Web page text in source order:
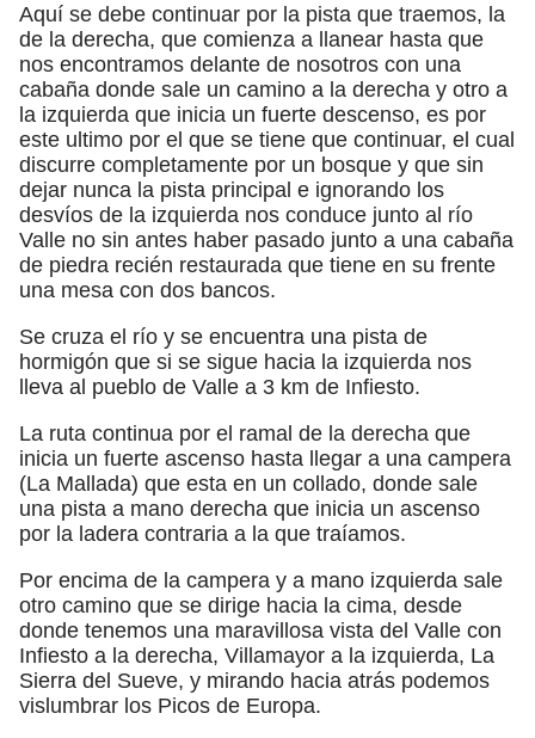
Aquí se debe continuar por la pista que traemos, la
de la derecha, que comienza a llanear hasta que
nos encontramos delante de nosotros con una
cabaña donde sale un camino a la derecha y otro a
la izquierda que inicia un fuerte descenso, es por
este ultimo por el que se tiene que continuar, el cual
discurre completamente por un bosque y que sin
dejar nunca la pista principal e ignorando los
desvíos de la izquierda nos conduce junto al río
Valle no sin antes haber pasado junto a una cabaña
de piedra recién restaurada que tiene en su frente
una mesa con dos bancos.
Se cruza el río y se encuentra una pista de
hormigón que si se sigue hacia la izquierda nos
lleva al pueblo de Valle a 3 km de Infiesto.
La ruta continua por el ramal de la derecha que
inicia un fuerte ascenso hasta llegar a una campera
(La Mallada) que esta en un collado, donde sale
una pista a mano derecha que inicia un ascenso
por la ladera contraria a la que traíamos.
Por encima de la campera y a mano izquierda sale
otro camino que se dirige hacia la cima, desde
donde tenemos una maravillosa vista del Valle con
Infiesto a la derecha, Villamayor a la izquierda, La
Sierra del Sueve, y mirando hacia atrás podemos
vislumbrar los Picos de Europa.